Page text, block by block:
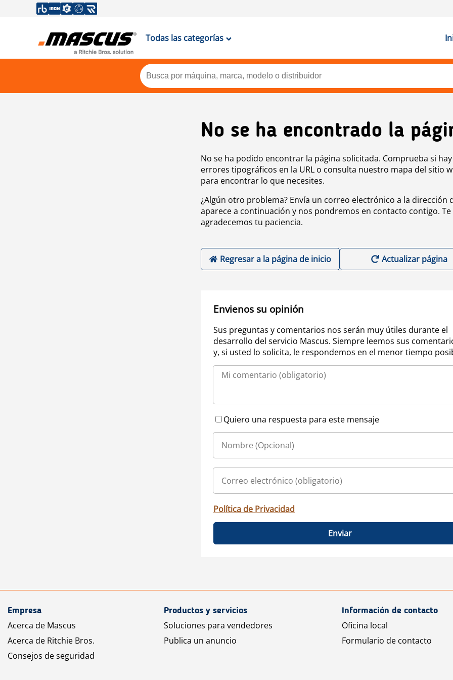
Todas las categorías
No se ha encontrado la
No se ha podido encontrar la página solicitada. Comprueba si hay
errores tipográficos en la URL o consulta nuestro mapa del sitio
para encontrar lo que necesites.
¿Algún otro problema? Envía un correo electrónico a la dirección
aparece a continuación y nos pondremos en contacto contigo. Te
agradecemos tu paciencia.
Regresar a la página de inicio Actualizar página
Envienos su opinión
Sus preguntas y comentarios nos serán muy útiles durante el
desarrollo del servicio Mascus. Siempre leemos sus
y, si usted lo solicita, le respondemos en el menor tiempo
Quiero una respuesta para este mensaje
Política de Privacidad
Enviar
Empresa
Acerca de Mascus
Acerca de Ritchie Bros.
Consejos de seguridad
Productos y servicios
Soluciones para vendedores
Publica un anuncio
Información de contacto
Oficina local
Formulario de contacto